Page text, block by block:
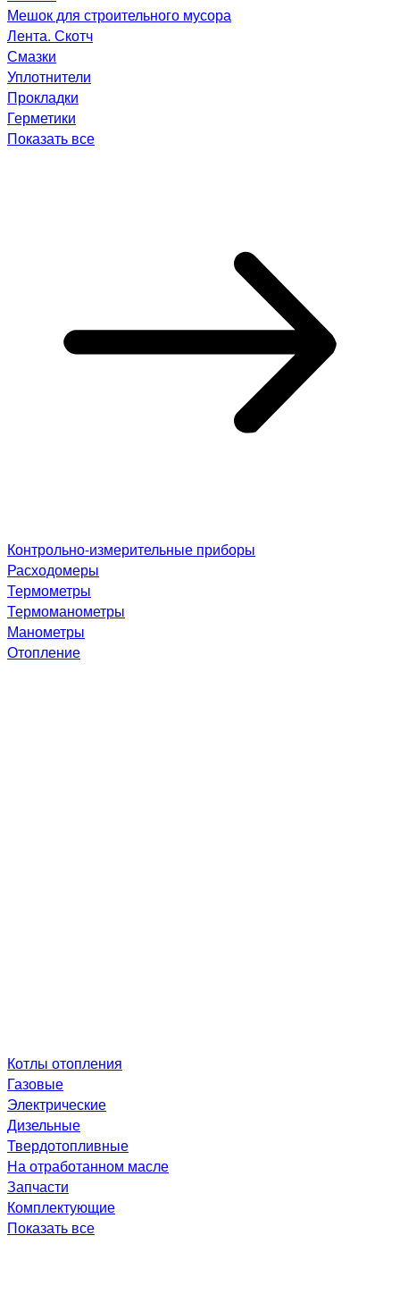
Мешок для строительного мусора
Лента. Скотч
Смазки
Уплотнители
Прокладки
Герметики
Показать все
Контрольно-измерительные приборы
Расходомеры
Термометры
Термоманометры
Манометры
Отопление
Котлы отопления
Газовые
Электрические
Дизельные
Твердотопливные
На отработанном масле
Запчасти
Комплектующие
Показать все